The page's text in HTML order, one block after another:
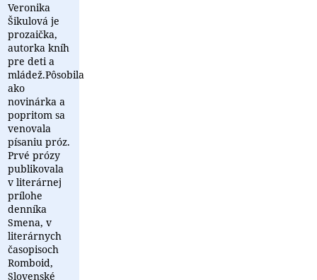
Veronika
Šikulová je
prozaička,
autorka kníh
pre deti a
mládež.Pôsobila
ako
novinárka a
popritom sa
venovala
písaniu próz.
Prvé prózy
publikovala
v literárnej
prílohe
denníka
Smena, v
literárnych
časopisoch
Romboid,
Slovenské